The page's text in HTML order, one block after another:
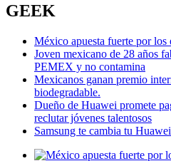
GEEK
México apuesta fuerte por los
Joven mexicano de 28 años
PEMEX y no contamina
Mexicanos ganan premio
biodegradable.
Dueño de Huawei promete
reclutar jóvenes talentosos
Samsung te cambia tu